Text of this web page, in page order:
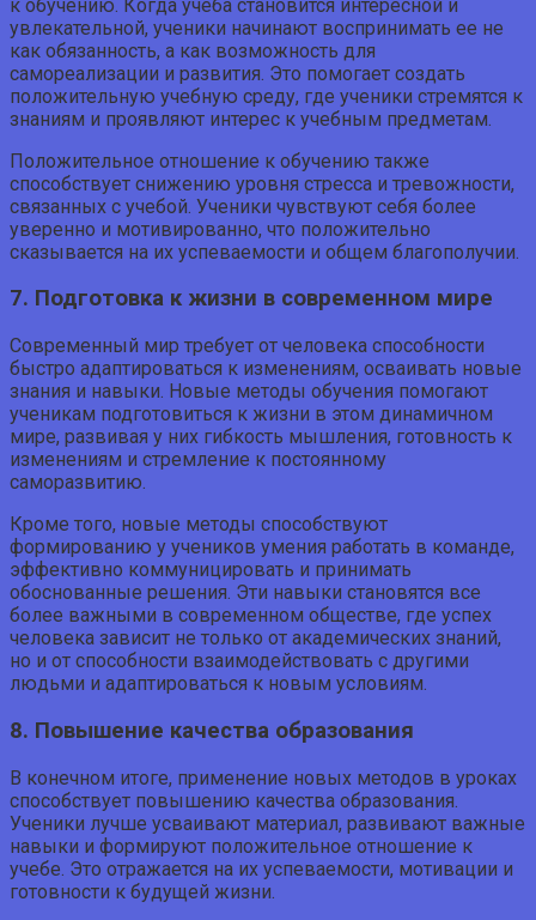
к обучению. Когда учеба становится интересной и
увлекательной, ученики начинают воспринимать ее не
как обязанность, а как возможность для
самореализации и развития. Это помогает создать
положительную учебную среду, где ученики стремятся к
знаниям и проявляют интерес к учебным предметам.
Положительное отношение к обучению также
способствует снижению уровня стресса и тревожности,
связанных с учебой. Ученики чувствуют себя более
уверенно и мотивированно, что положительно
сказывается на их успеваемости и общем благополучии.
7. Подготовка к жизни в современном мире
Современный мир требует от человека способности
быстро адаптироваться к изменениям, осваивать новые
знания и навыки. Новые методы обучения помогают
ученикам подготовиться к жизни в этом динамичном
мире, развивая у них гибкость мышления, готовность к
изменениям и стремление к постоянному
саморазвитию.
Кроме того, новые методы способствуют
формированию у учеников умения работать в команде,
эффективно коммуницировать и принимать
обоснованные решения. Эти навыки становятся все
более важными в современном обществе, где успех
человека зависит не только от академических знаний,
но и от способности взаимодействовать с другими
людьми и адаптироваться к новым условиям.
8. Повышение качества образования
В конечном итоге, применение новых методов в уроках
способствует повышению качества образования.
Ученики лучше усваивают материал, развивают важные
навыки и формируют положительное отношение к
учебе. Это отражается на их успеваемости, мотивации и
готовности к будущей жизни.